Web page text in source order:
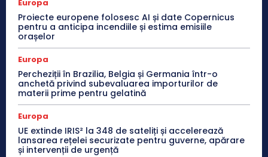
Europa
Proiecte europene folosesc AI și date Copernicus
pentru a anticipa incendiile și estima emisiile
orașelor
Europa
Percheziții în Brazilia, Belgia și Germania într-o
anchetă privind subevaluarea importurilor de
materii prime pentru gelatină
Europa
UE extinde IRIS² la 348 de sateliți și accelerează
lansarea rețelei securizate pentru guverne, apărare
și intervenții de urgență